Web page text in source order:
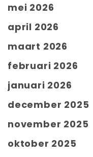
mei 2026
april 2026
maart 2026
februari 2026
januari 2026
december 2025
november 2025
oktober 2025